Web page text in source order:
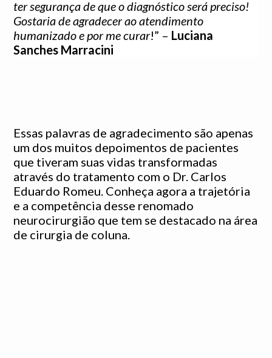
ter segurança de que o diagnóstico será preciso!
Gostaria de agradecer ao atendimento
humanizado e por me curar!” – Luciana
Sanches Marracini
Essas palavras de agradecimento são apenas
um dos muitos depoimentos de pacientes
que tiveram suas vidas transformadas
através do tratamento com o Dr. Carlos
Eduardo Romeu. Conheça agora a trajetória
e a competência desse renomado
neurocirurgião que tem se destacado na área
de cirurgia de coluna.